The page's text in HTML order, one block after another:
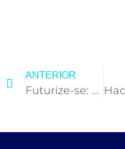
ANTERIOR
Futurize-se: O Mercado Do Futuro